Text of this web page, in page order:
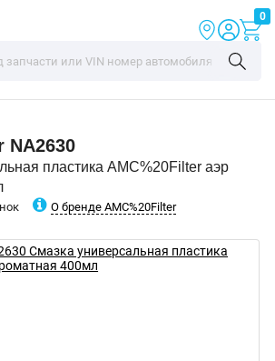
0
NA2630
пластика AMC%20Filter аэр
О бренде AMC%20Filter